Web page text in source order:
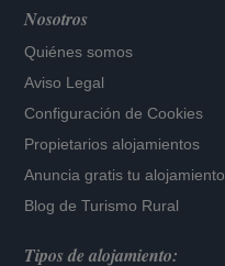
Nosotros
Quiénes somos
Aviso Legal
Configuración de Cookies
Propietarios alojamientos
Anuncia gratis tu alojamiento
Blog de Turismo Rural
Tipos de alojamiento: